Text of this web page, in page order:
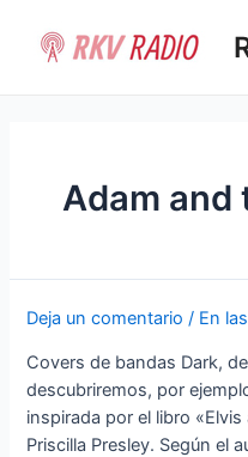
contenido
Adam and
Deja un comentario / En
Covers de bandas Dark,
descubriremos, por
inspirada por el libro
Priscilla Presley. Según el